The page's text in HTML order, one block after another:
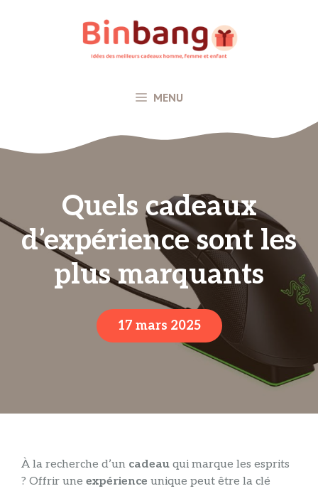
MENU
Quels cadeaux
d’expérience sont les
plus marquants
17 mars 2025
À la recherche d’un cadeau qui marque les esprits
? Offrir une expérience unique peut être la clé